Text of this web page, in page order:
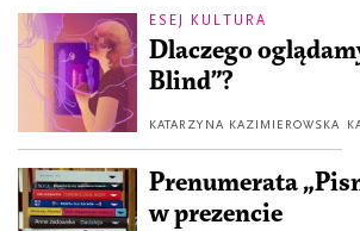
ESEJ KULTURA
Dlaczego
Blind”?
KATARZYNA KAZIMIEROWSKA
Prenumerata
w prezencie